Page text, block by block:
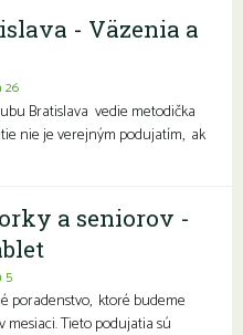
- Väzenia a
26
Bratislava vedie metodička
nie je verejným podujatím, ak
a seniorov -
5
poradenstvo, ktoré budeme
Tieto podujatia sú